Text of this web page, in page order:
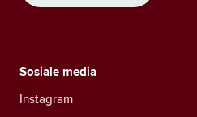
Sosiale media
Instagram